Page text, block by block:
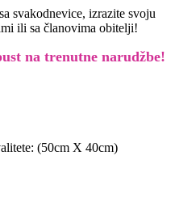
svakodnevice, izrazite svoju
ili sa članovima obitelji!
na trenutne narudžbe!
(50cm X 40cm)